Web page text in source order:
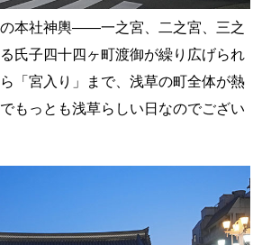
本社神輿――一之宮、二之宮、三之
氏子四十四ヶ町渡御が繰り広げられ
「宮入り」まで、浅草の町全体が熱
もっとも浅草らしい日なのでござい